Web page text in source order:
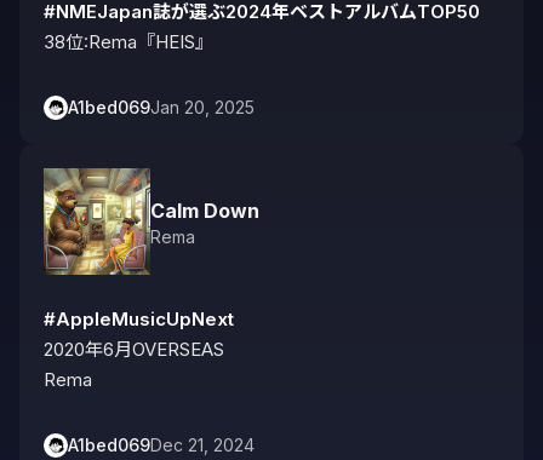
#NMEJapan誌が選ぶ2024年ベストアルバムTOP50
38位:Rema『HEIS』
A1bed069Jan 20, 2025
Calm Down
Rema
#AppleMusicUpNext
2020年6月OVERSEAS
Rema
A1bed069Dec 21, 2024